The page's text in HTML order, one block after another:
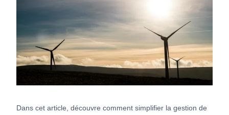
Dans cet article, découvre comment simplifier la gestion de